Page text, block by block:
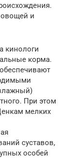
овощей и
кинологи
корма.
При этом
мелких
суставов,
особей